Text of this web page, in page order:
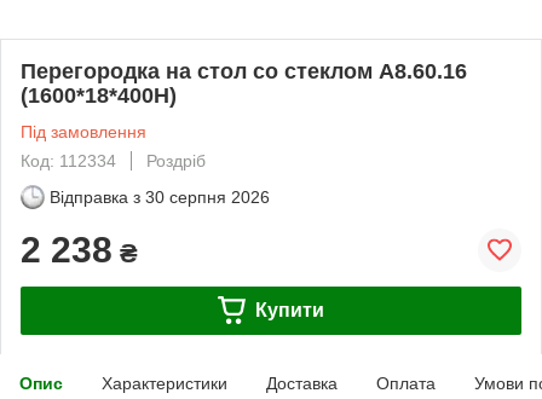
Перегородка на стол со стеклом А8.60.16
(1600*18*400H)
Під замовлення
Код: 112334
Роздріб
Відправка з 30 серпня 2026
2 238 ₴
Купити
Опис Характеристики Доставка Оплата Умови